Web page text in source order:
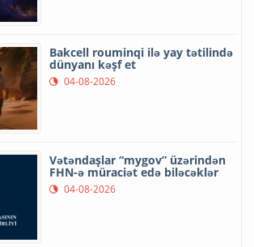
Bakcell rouminqi ilə yay tətilində
dünyanı kəşf et
04-08-2026
Vətəndaşlar “mygov” üzərindən
FHN-ə müraciət edə biləcəklər
04-08-2026